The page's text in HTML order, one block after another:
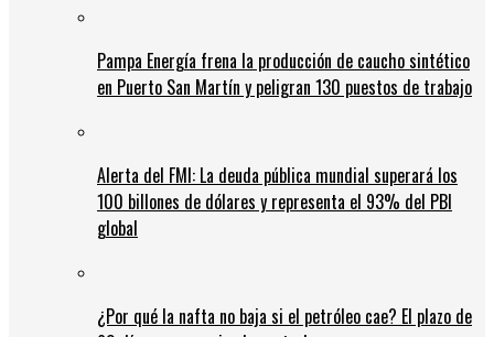
Pampa Energía frena la producción de caucho sintético
en Puerto San Martín y peligran 130 puestos de trabajo
Alerta del FMI: La deuda pública mundial superará los
100 billones de dólares y representa el 93% del PBI
global
¿Por qué la nafta no baja si el petróleo cae? El plazo de